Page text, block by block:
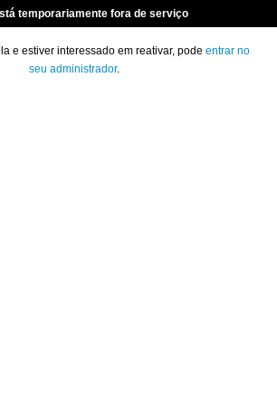
temporariamente fora de serviço
e estiver interessado em reativar, pode entrar no
seu administrador.